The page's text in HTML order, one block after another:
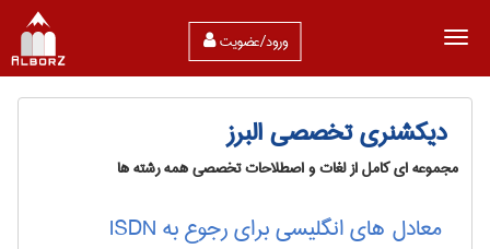
ورود/عضویت
دیکشنری تخصصی البرز
مجموعه ای کامل از لغات و اصطلاحات تخصصی همه رشته ها
معادل های انگلیسی برای رجوع به ISDN